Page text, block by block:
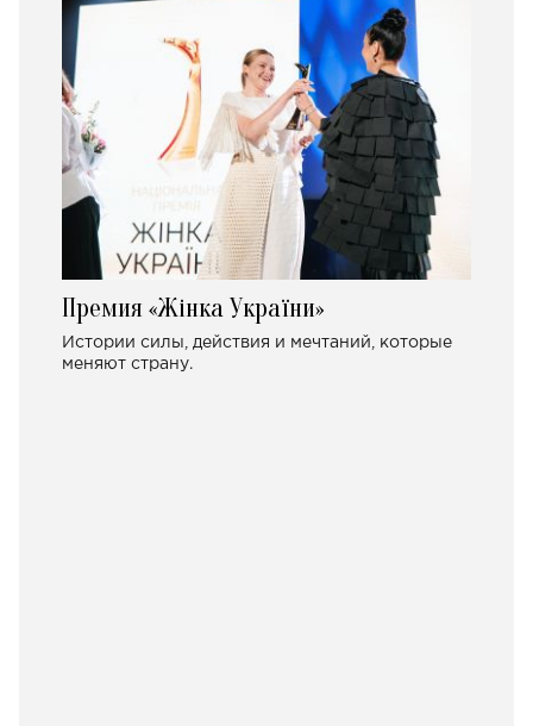
Премия «Жінка України»
Истории силы, действия и мечтаний, которые
меняют страну.